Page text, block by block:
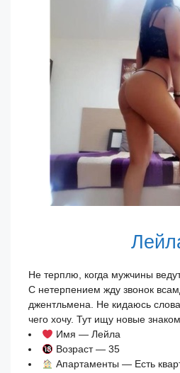
Не терплю, когда мужчины
С нетерпением жду звонок
джентльмена. Не кидаюсь
чего хочу. Тут ищу новые
Имя — Лейла
Возраст — 35
Апартаменты — Есть